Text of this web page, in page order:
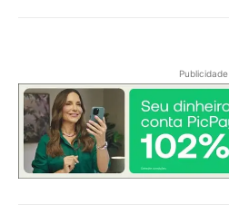
Publicidade